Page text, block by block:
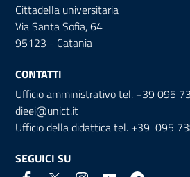
Cittadella universitaria
Via Santa Sofia, 64
95123 - Catania
CONTATTI
Ufficio amministrativo tel. +39 095
dieei@unict.it
Ufficio della didattica tel. +39 095
SEGUICI SU